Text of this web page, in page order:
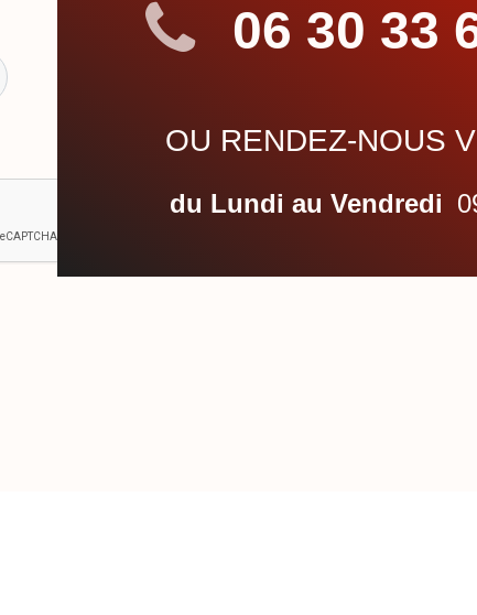
06 30 33
OU RENDEZ-NOUS
du Lundi au Vendredi